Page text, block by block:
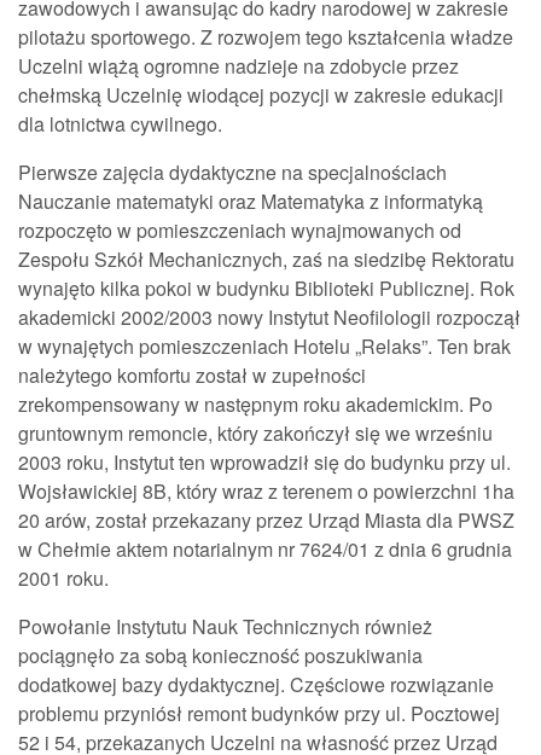
zawodowych i awansując do kadry narodowej w zakresie
pilotażu sportowego. Z rozwojem tego kształcenia władze
Uczelni wiążą ogromne nadzieje na zdobycie przez
chełmską Uczelnię wiodącej pozycji w zakresie edukacji
dla lotnictwa cywilnego.
Pierwsze zajęcia dydaktyczne na specjalnościach
Nauczanie matematyki oraz Matematyka z informatyką
rozpoczęto w pomieszczeniach wynajmowanych od
Zespołu Szkół Mechanicznych, zaś na siedzibę Rektoratu
wynajęto kilka pokoi w budynku Biblioteki Publicznej. Rok
akademicki 2002/2003 nowy Instytut Neofilologii rozpoczął
w wynajętych pomieszczeniach Hotelu „Relaks”. Ten brak
należytego komfortu został w zupełności
zrekompensowany w następnym roku akademickim. Po
gruntownym remoncie, który zakończył się we wrześniu
2003 roku, Instytut ten wprowadził się do budynku przy ul.
Wojsławickiej 8B, który wraz z terenem o powierzchni 1ha
20 arów, został przekazany przez Urząd Miasta dla PWSZ
w Chełmie aktem notarialnym nr 7624/01 z dnia 6 grudnia
2001 roku.
Powołanie Instytutu Nauk Technicznych również
pociągnęło za sobą konieczność poszukiwania
dodatkowej bazy dydaktycznej. Częściowe rozwiązanie
problemu przyniósł remont budynków przy ul. Pocztowej
52 i 54, przekazanych Uczelni na własność przez Urząd